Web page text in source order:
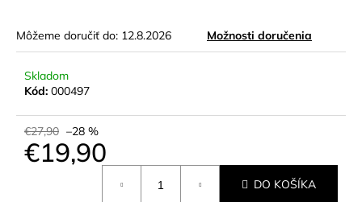
Môžeme doručiť do: 12.8.2026 Možnosti doručenia
Skladom
Kód: 000497
€27,90 –28 %
€19,90
DO KOŠÍKA